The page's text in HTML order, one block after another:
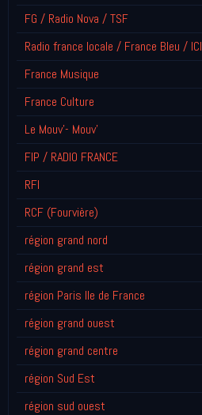
FG / Radio Nova / TSF
Radio france locale / France Bleu / ICI
France Musique
France Culture
Le Mouv'- Mouv'
FIP / RADIO FRANCE
RFI
RCF (Fourvière)
région grand nord
région grand est
région Paris Ile de France
région grand ouest
région grand centre
région Sud Est
région sud ouest